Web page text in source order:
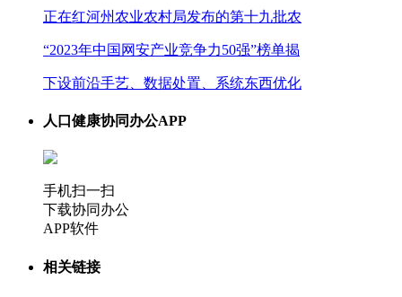
正在红河州农业农村局发布的第十九批农
“2023年中国网安产业竞争力50强”榜单揭
下设前沿手艺、数据处置、系统东西优化
人口健康协同办公APP
手机扫一扫
下载协同办公
APP软件
相关链接